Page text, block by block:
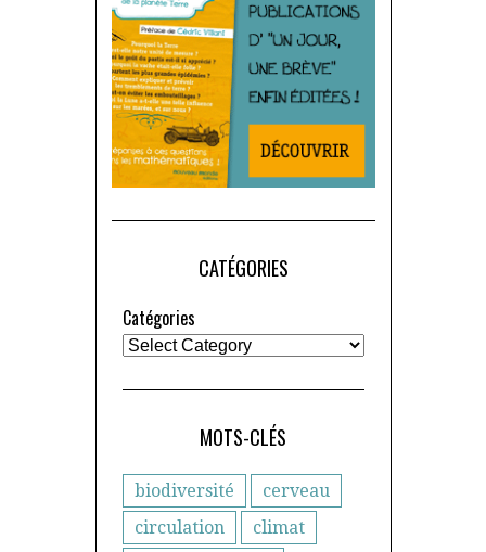
CATÉGORIES
Catégories
MOTS-CLÉS
biodiversité
cerveau
circulation
climat